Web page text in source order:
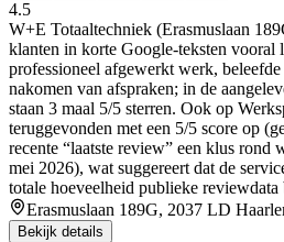
4.5
W+E Totaaltechniek (Erasmuslaan
klanten in korte Google-teksten vooral
professioneel afgewerkt werk,
nakomen van afspraken; in de
staan 3 maal 5/5 sterren. Ook op
teruggevonden met een 5/5 score op
recente “laatste review” een klus rond
mei 2026), wat suggereert dat de
totale hoeveelheid publieke reviewdata
Erasmuslaan 189G, 2037 LD
Bekijk details